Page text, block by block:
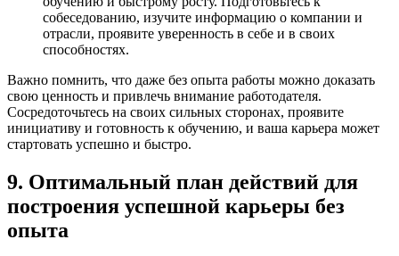
собеседованию, изучите информацию о компании и
отрасли, проявите уверенность в себе и в своих
способностях.
Важно помнить, что даже без опыта работы можно доказать
свою ценность и привлечь внимание работодателя.
Сосредоточьтесь на своих сильных сторонах, проявите
инициативу и готовность к обучению, и ваша карьера может
стартовать успешно и быстро.
9. Оптимальный план действий для
построения успешной карьеры без
опыта